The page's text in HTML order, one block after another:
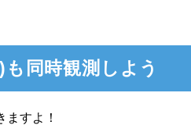
同時観測しよう
すよ！